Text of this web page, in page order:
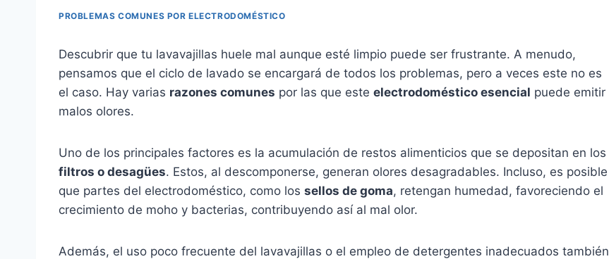
PROBLEMAS COMUNES POR ELECTRODOMÉSTICO
Descubrir que tu lavavajillas huele mal aunque esté limpio puede ser frustrante. A menudo,
pensamos que el ciclo de lavado se encargará de todos los problemas, pero a veces este no es
el caso. Hay varias razones comunes por las que este electrodoméstico esencial puede emitir
malos olores.
Uno de los principales factores es la acumulación de restos alimenticios que se depositan en los
filtros o desagües. Estos, al descomponerse, generan olores desagradables. Incluso, es posible
que partes del electrodoméstico, como los sellos de goma, retengan humedad, favoreciendo el
crecimiento de moho y bacterias, contribuyendo así al mal olor.
Además, el uso poco frecuente del lavavajillas o el empleo de detergentes inadecuados también